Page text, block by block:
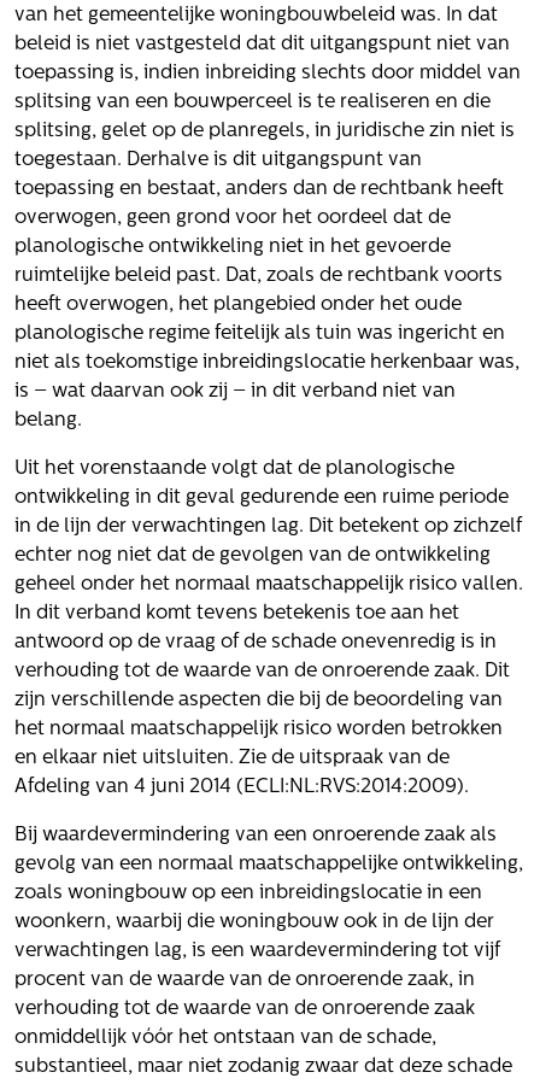
van het gemeentelijke woningbouwbeleid was. In dat
beleid is niet vastgesteld dat dit uitgangspunt niet van
toepassing is, indien inbreiding slechts door middel van
splitsing van een bouwperceel is te realiseren en die
splitsing, gelet op de planregels, in juridische zin niet is
toegestaan. Derhalve is dit uitgangspunt van
toepassing en bestaat, anders dan de rechtbank heeft
overwogen, geen grond voor het oordeel dat de
planologische ontwikkeling niet in het gevoerde
ruimtelijke beleid past. Dat, zoals de rechtbank voorts
heeft overwogen, het plangebied onder het oude
planologische regime feitelijk als tuin was ingericht en
niet als toekomstige inbreidingslocatie herkenbaar was,
is – wat daarvan ook zij – in dit verband niet van
belang.
Uit het vorenstaande volgt dat de planologische
ontwikkeling in dit geval gedurende een ruime periode
in de lijn der verwachtingen lag. Dit betekent op zichzelf
echter nog niet dat de gevolgen van de ontwikkeling
geheel onder het normaal maatschappelijk risico vallen.
In dit verband komt tevens betekenis toe aan het
antwoord op de vraag of de schade onevenredig is in
verhouding tot de waarde van de onroerende zaak. Dit
zijn verschillende aspecten die bij de beoordeling van
het normaal maatschappelijk risico worden betrokken
en elkaar niet uitsluiten. Zie de uitspraak van de
Afdeling van 4 juni 2014 (ECLI:NL:RVS:2014:2009).
Bij waardevermindering van een onroerende zaak als
gevolg van een normaal maatschappelijke ontwikkeling,
zoals woningbouw op een inbreidingslocatie in een
woonkern, waarbij die woningbouw ook in de lijn der
verwachtingen lag, is een waardevermindering tot vijf
procent van de waarde van de onroerende zaak, in
verhouding tot de waarde van de onroerende zaak
onmiddellijk vóór het ontstaan van de schade,
substantieel, maar niet zodanig zwaar dat deze schade